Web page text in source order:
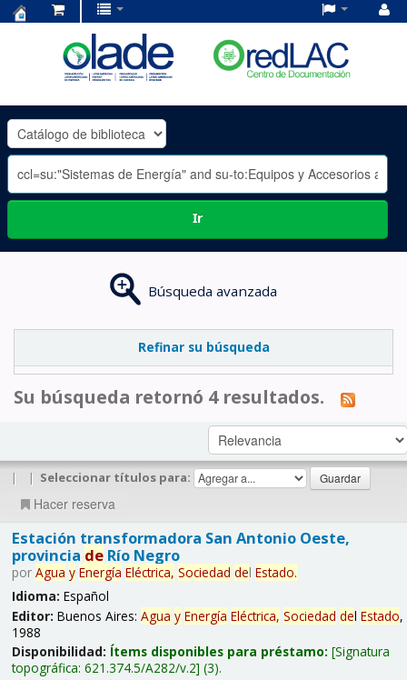
OLADE
-
Ir
Búsqueda avanzada
Refinar su búsqueda
Su búsqueda retornó 4 resultados.
| | Seleccionar títulos para:
Hacer reserva
Estación transformadora San Antonio Oeste,
provincia deRío Negro
por Agua y Energía Eléctrica, Sociedad del Estado.
Idioma: Español
Editor: Buenos Aires: Agua y Energía Eléctrica, Sociedad del Estado,
1988
Disponibilidad: Ítems disponibles para préstamo: Signatura
topográfica: 621.374.5/A282/v.2 (3).